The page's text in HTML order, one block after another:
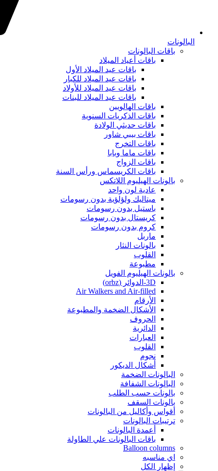
البالونات
باقات البالونات
باقات أعياد الميلاد
باقات عيد الميلاد الأول
باقات عيد الميلاد للكبار
باقات عيد الميلاد للأولاد
باقات عيد الميلاد للبنات
باقات الهالويين
باقات الذكريات السنوية
باقات حديثي الولادة
باقات بيبي شاور
باقات التخرج
باقات ماما وبابا
باقات الزواج
باقات الكريسماس ورأس السنة
بالونات الهيليوم اللاتكس
عادية لون واحد
ميتاليك ولؤلؤية بدون رسومات
باستيل بدون رسومات
كريستال بدون رسومات
كروم بدون رسومات
ماربل
بالونات النثار
القلوب
مطبوعة
بالونات الهيليوم الفويل
3D-الدوائر (orbz)
Air Walkers and Air-filled
الأرقام
الأشكال الضخمة والمطبوعة
الحروف
الدائرية
العبارات
القلوب
نجوم
أشكال الديكور
البالونات الضخمة
البالونات الشفافة
بالونات حسب الطلب
بالونات السقف
أقواس وأكاليل من البالونات
ترتيبات البالونات
أعمدة البالونات
باقات البالونات علي الطاولة
Balloon columns
اي مناسبه
إظهار الكل